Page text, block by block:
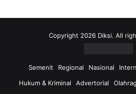
Copyright 2026 Diksi. All
Semenit Regional Nasional
Hukum & Kriminal
Advertorial